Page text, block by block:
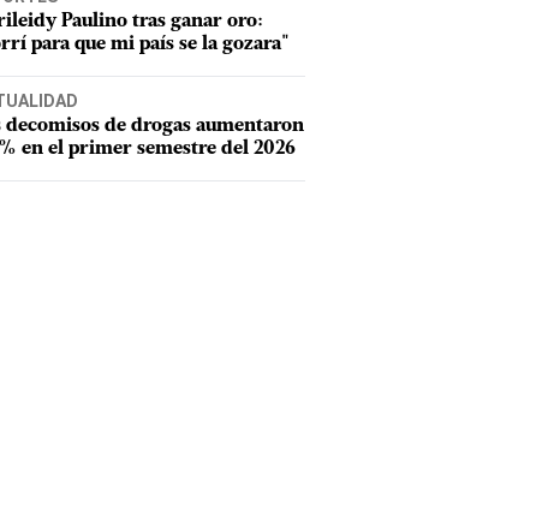
Paulino tras ganar oro:
para que mi país se la gozara"
decomisos de drogas aumentaron
en el primer semestre del 2026